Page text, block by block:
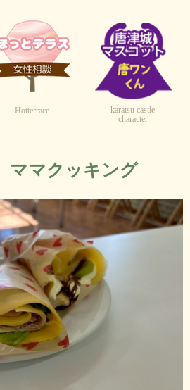
Hotterrace
karatsu castle
character
ママクッキング